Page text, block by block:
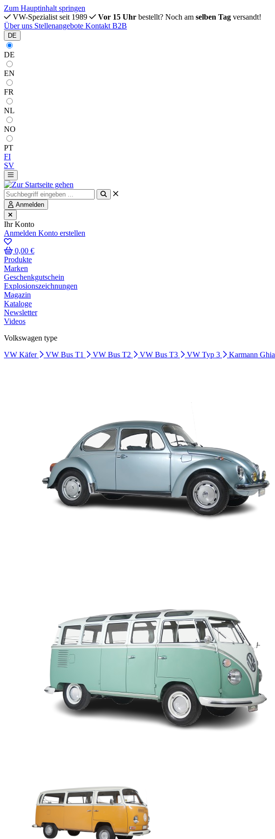
Zum Hauptinhalt springen
VW-Spezialist seit 1989
Vor 15 Uhr bestellt? Noch am selben Tag versandt!
Über uns Stellenangebote Kontakt B2B
DE
DE
EN
FR
NL
NO
PT
FI
SV
Anmelden
Ihr Konto
Anmelden Konto erstellen
0,00 €
Produkte
Marken
Geschenkgutschein
Explosionszeichnungen
Magazin
Kataloge
Newsletter
Videos
Volkswagen type
VW Käfer
VW Bus T1 VW Bus T2 VW Bus T3 VW Typ 3 Karmann Ghia